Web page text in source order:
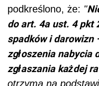
podkreślono, że: "
do art. 4a ust. 4 pkt
spadków i darowizn
zgłoszenia nabycia
zgłaszania każdej
otrzyma na